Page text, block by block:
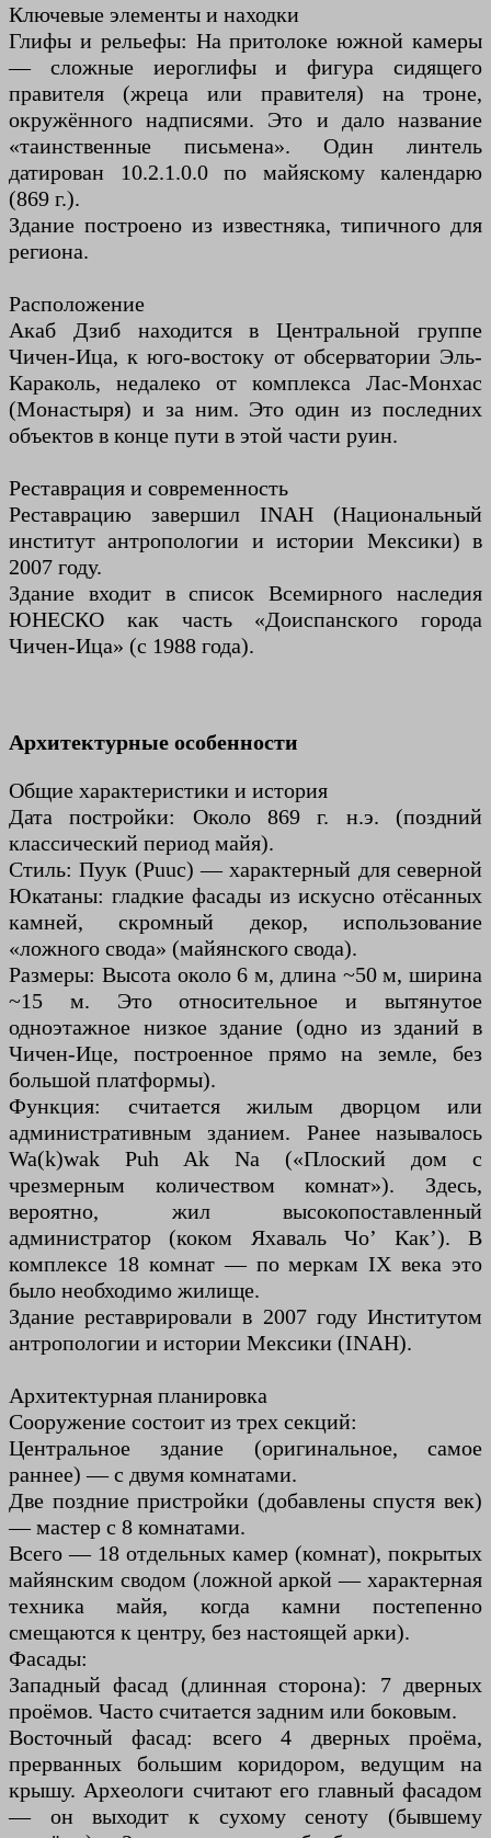
Ключевые элементы и находки
Глифы и рельефы: На притолоке южной камеры
— сложные иероглифы и фигура сидящего
правителя (жреца или правителя) на троне,
окружённого надписями. Это и дало название
«таинственные письмена». Один линтель
датирован 10.2.1.0.0 по майяскому календарю
(869 г.).
Здание построено из известняка, типичного для
региона.
Расположение
Акаб Дзиб находится в Центральной группе
Чичен-Ица, к юго-востоку от обсерватории Эль-
Караколь, недалеко от комплекса Лас-Монхас
(Монастыря) и за ним. Это один из последних
объектов в конце пути в этой части руин.
Реставрация и современность
Реставрацию завершил INAH (Национальный
институт антропологии и истории Мексики) в
2007 году.
Здание входит в список Всемирного наследия
ЮНЕСКО как часть «Доиспанского города
Чичен-Ица» (с 1988 года).
Архитектурные особенности
Общие характеристики и история
Дата постройки: Около 869 г. н.э. (поздний
классический период майя).
Стиль: Пуук (Puuc) — характерный для северной
Юкатаны: гладкие фасады из искусно отёсанных
камней, скромный декор, использование
«ложного свода» (майянского свода).
Размеры: Высота около 6 м, длина ~50 м, ширина
~15 м. Это относительное и вытянутое
одноэтажное низкое здание (одно из зданий в
Чичен-Ице, построенное прямо на земле, без
большой платформы).
Функция: считается жилым дворцом или
административным зданием. Ранее называлось
Wa(k)wak Puh Ak Na («Плоский дом с
чрезмерным количеством комнат»). Здесь,
вероятно, жил высокопоставленный
администратор (коком Яхаваль Чо’ Как’). В
комплексе 18 комнат — по меркам IX века это
было необходимо жилище.
Здание реставрировали в 2007 году Институтом
антропологии и истории Мексики (INAH).
Архитектурная планировка
Сооружение состоит из трех секций:
Центральное здание (оригинальное, самое
раннее) — с двумя комнатами.
Две поздние пристройки (добавлены спустя век)
— мастер с 8 комнатами.
Всего — 18 отдельных камер (комнат), покрытых
майянским сводом (ложной аркой — характерная
техника майя, когда камни постепенно
смещаются к центру, без настоящей арки).
Фасады:
Западный фасад (длинная сторона): 7 дверных
проёмов. Часто считается задним или боковым.
Восточный фасад: всего 4 дверных проёма,
прерванных большим коридором, ведущим на
крышу. Археологи считают его главный фасадом
— он выходит к сухому сеноту (бывшему